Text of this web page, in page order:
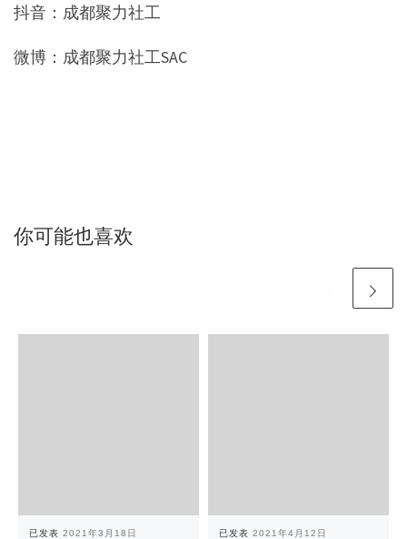
抖音：成都聚力社工
微博：成都聚力社工SAC
你可能也喜欢
已发表 2021年3月18日 已发表 2021年4月12日